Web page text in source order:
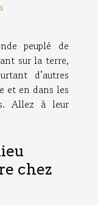
peuplé de
sur la terre,
d’autres
et en dans les
Allez à leur
chez